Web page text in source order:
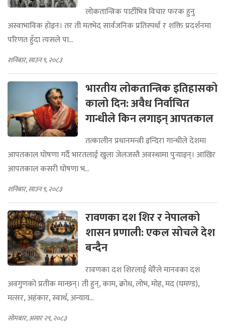
लोकतान्त्रिक पार्टीभित्र विचार फरक हुनु
अस्वाभाविक होइन। तर ती मतभेद सार्वजनिक प्रतिस्पर्धा र शक्ति प्रदर्शनमा
परिणत हुँदा त्यसले पा...
शनिबार, साउन ९, २०८३
भारतीय लोकतान्त्रिक इतिहासको
कालो दिन: अवैध निर्वाचित
गान्धीले किन लगाइन् आपतकाल
तत्कालीन प्रधानमन्त्री इन्दिरा गान्धीले देशमा
आपतकाल घोषणा गर्दै भारतलाई खुला जेलजस्तै अवस्थामा पुर्‍याइन्। आखिर
आपतकाल कसरी घोषणा भ...
शनिबार, साउन ९, २०८३
रावणका दश शिर र नेपालको
शासन प्रणाली: एकल सोचले देश
बन्दैन
रावणका दश शिरलाई धेरैले मानवका दश
अवगुणको प्रतीक मान्छन्। ती हुन्, काम, क्रोध, लोभ, मोह, मद (घमण्ड),
मत्सर, अहंकार, स्वार्थ, अन्याय...
सोमबार, असार २९, २०८३